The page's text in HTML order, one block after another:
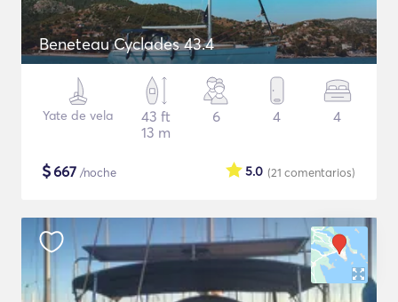
Beneteau Cyclades 43.4
Yate de vela
43 ft
13 m
6 4 4
$667 /noche (21 comentarios)
5.0